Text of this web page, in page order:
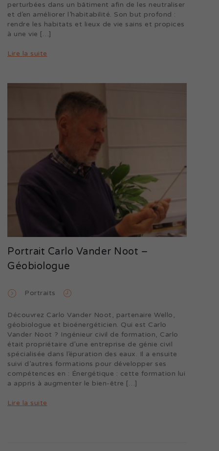
perturbées dans un bâtiment afin de les neutraliser
et d’en améliorer l’habitabilité. Son but profond :
rendre les habitats et lieux de vie sains et propices
à une vie […]
Lire la suite
Portrait Carlo Vander Noot –
Géobiologue
Portraits
Découvrez Carlo Vander Noot, partenaire Wello,
géobiologue et bioénergéticien. Qui est Carlo
Vander Noot ? Ingénieur civil de formation, Carlo
était propriétaire d’une entreprise de génie civil
spécialisée dans l’épuration des eaux. Il a ensuite
suivi d’autres formations pour développer ses
compétences en : Énergétique : cette formation lui
a appris à augmenter le bien-être […]
Lire la suite